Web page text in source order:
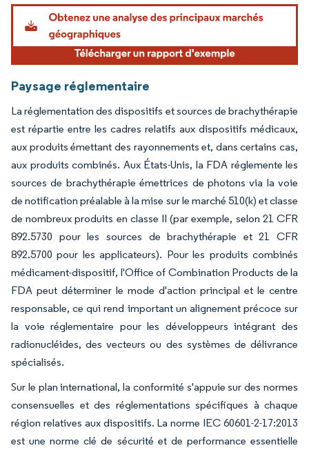
Image © Mordor Intelligence. La réutilisation nécessite une attribution sous CC BY
Paysage réglementaire
La réglementation des dispositifs et sources de brachythérapie
est répartie entre les cadres relatifs aux dispositifs médicaux,
aux produits émettant des rayonnements et, dans certains cas,
aux produits combinés. Aux États-Unis, la FDA réglemente les
sources de brachythérapie émettrices de photons via la voie
de notification préalable à la mise sur le marché 510(k) et classe
de nombreux produits en classe II (par exemple, selon 21 CFR
892.5730 pour les sources de brachythérapie et 21 CFR
892.5700 pour les applicateurs). Pour les produits combinés
médicament-dispositif, l'Office of Combination Products de la
FDA peut déterminer le mode d'action principal et le centre
responsable, ce qui rend important un alignement précoce sur
la voie réglementaire pour les développeurs intégrant des
radionucléides, des vecteurs ou des systèmes de délivrance
spécialisés.
Sur le plan international, la conformité s'appuie sur des normes
consensuelles et des réglementations spécifiques à chaque
région relatives aux dispositifs. La norme IEC 60601-2-17:2013
est une norme clé de sécurité et de performance essentielle